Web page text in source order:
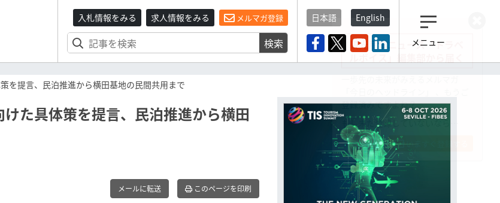
入札情報をみる 求人情報をみる メルマガ登録
検索
日本語 English
メニュー
を提言、民泊推進から横田基地の民間共用まで
た具体策を提言、民泊推進から横田
メールに転送 このページを印刷
観光産業ニュース「トラベ
登録済みですよね？
もし未だ登録していないなら…
いますぐ登録する